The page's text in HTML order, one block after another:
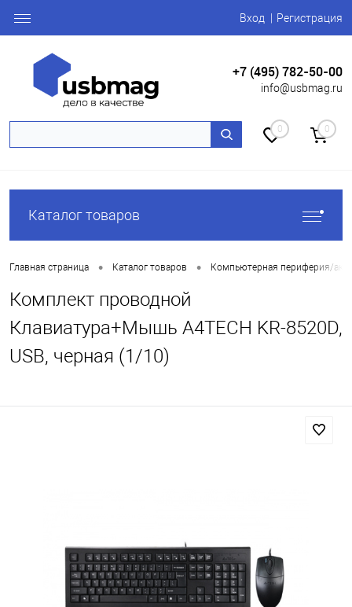
Вход Регистрация
+7 (495) 782-50-00
info@usbmag.ru
0 0
Каталог товаров
Главная страница • Каталог товаров • Компьютерная периферия/
Комплект проводной
Клавиатура+Мышь A4TECH KR-8520D,
USB, черная (1/10)